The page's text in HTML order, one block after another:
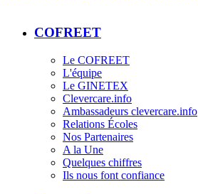
COFREET
Le COFREET
L'équipe
Le GINETEX
Clevercare.info
Ambassadeurs clevercare.info
Relations Écoles
Nos Partenaires
A la Une
Quelques chiffres
Ils nous font confiance